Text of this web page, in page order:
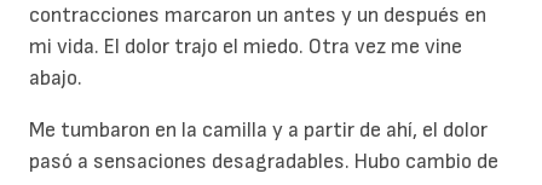
contracciones marcaron un antes y un después en
mi vida. El dolor trajo el miedo. Otra vez me vine
abajo.
Me tumbaron en la camilla y a partir de ahí, el dolor
pasó a sensaciones desagradables. Hubo cambio de